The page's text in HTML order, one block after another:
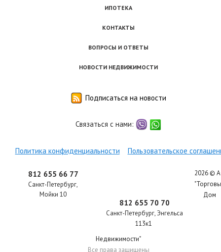
ИПОТЕКА
КОНТАКТЫ
ВОПРОСЫ И ОТВЕТЫ
НОВОСТИ НЕДВИЖИМОСТИ
Подписаться на новости
Связаться с нами:
viber
whatsapp
Политика конфиденциальности Пользовательское
812 655 66 77
Санкт-Петербург,
Мойки 10
812 655 70 70
Санкт-Петербург, Энгельса
113к1
2026 ©
Дом
Недвижимости"
Все права защищены